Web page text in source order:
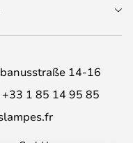
14-16
+33 1 85 14 95 85